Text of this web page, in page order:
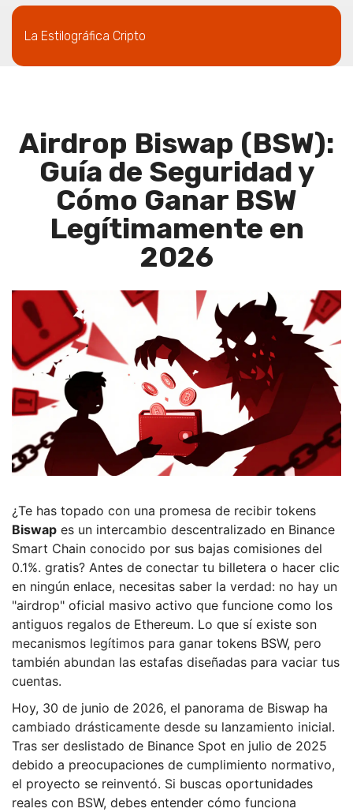
La Estilográfica Cripto
Airdrop Biswap (BSW):
Guía de Seguridad y
Cómo Ganar BSW
Legítimamente en
2026
¿Te has topado con una promesa de recibir tokens
Biswap es un intercambio descentralizado en Binance
Smart Chain conocido por sus bajas comisiones del
0.1%. gratis? Antes de conectar tu billetera o hacer clic
en ningún enlace, necesitas saber la verdad: no hay un
"airdrop" oficial masivo activo que funcione como los
antiguos regalos de Ethereum. Lo que sí existe son
mecanismos legítimos para ganar tokens BSW, pero
también abundan las estafas diseñadas para vaciar tus
cuentas.
Hoy, 30 de junio de 2026, el panorama de Biswap ha
cambiado drásticamente desde su lanzamiento inicial.
Tras ser deslistado de Binance Spot en julio de 2025
debido a preocupaciones de cumplimiento normativo,
el proyecto se reinventó. Si buscas oportunidades
reales con BSW, debes entender cómo funciona